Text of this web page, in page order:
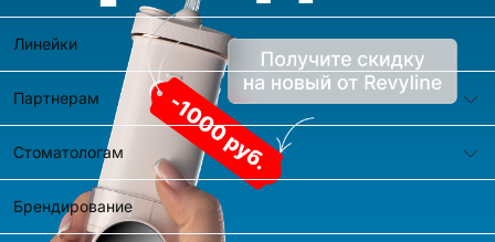
Линейки
Партнерам
Стоматологам
Брендирование